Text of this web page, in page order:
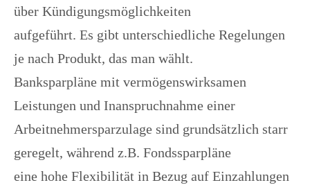
über Kündigungsmöglichkeiten
aufgeführt. Es gibt unterschiedliche Regelungen
je nach Produkt, das man wählt.
Banksparpläne mit vermögenswirksamen
Leistungen und Inanspruchnahme einer
Arbeitnehmersparzulage sind grundsätzlich starr
geregelt, während z.B. Fondssparpläne
eine hohe Flexibilität in Bezug auf Einzahlungen